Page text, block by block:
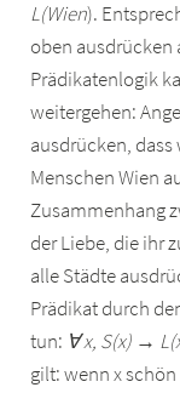
L(Wien).
oben ausdrücken
Prädikatenlogik
weitergehen:
ausdrücken, dass
Menschen Wien
Zusammenhang
der Liebe, die ihr
alle Städte
Prädikat durch
tun: ∀ x, S(x) →
gilt: wenn x